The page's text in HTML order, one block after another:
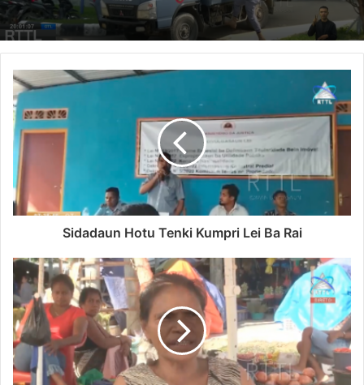
Sidadaun Hotu Tenki Kumpri Lei Ba Rai